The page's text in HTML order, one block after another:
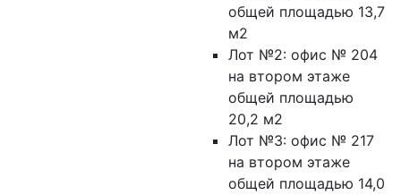
общей площадью 13,7
м2
Лот №2: офис № 204
на втором этаже
общей площадью
20,2 м2
Лот №3: офис № 217
на втором этаже
общей площадью 14,0